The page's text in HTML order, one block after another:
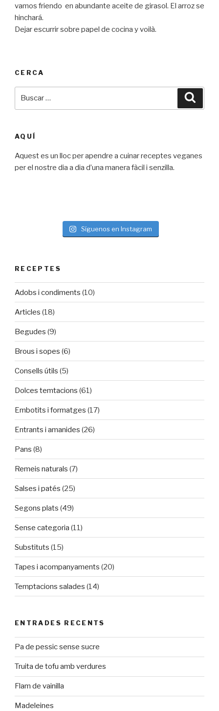
vamos friendo en abundante aceite de girasol. El arroz se
hinchará.
Dejar escurrir sobre papel de cocina y voilà.
CERCA
AQUÍ
Aquest es un lloc per apendre a cuinar receptes veganes
per el nostre dia a dia d’una manera fàcil i senzilla.
Síguenos en Instagram
RECEPTES
Adobs i condiments (10)
Articles (18)
Begudes (9)
Brous i sopes (6)
Consells útils (5)
Dolces temtacions (61)
Embotits i formatges (17)
Entrants i amanides (26)
Pans (8)
Remeis naturals (7)
Salses i patés (25)
Segons plats (49)
Sense categoria (11)
Substituts (15)
Tapes i acompanyaments (20)
Temptacions salades (14)
ENTRADES RECENTS
Pa de pessic sense sucre
Truita de tofu amb verdures
Flam de vainilla
Madeleines